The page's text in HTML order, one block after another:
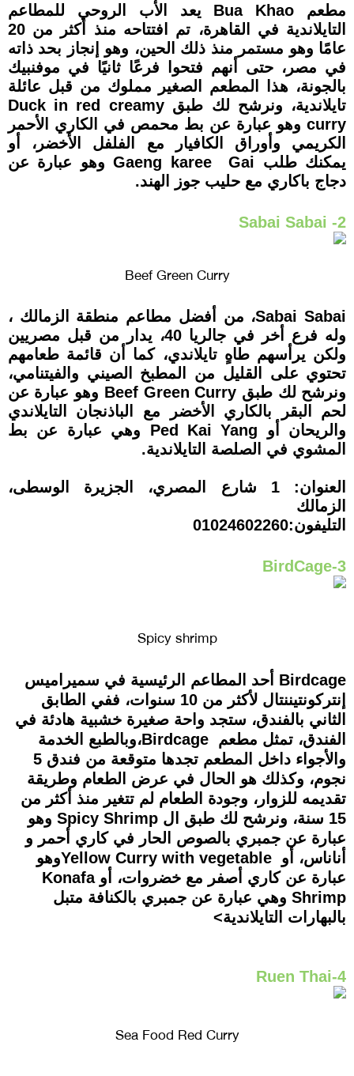
مطعم Bua Khao يعد الأب الروحي للمطاعم
التايلاندية في القاهرة، تم افتتاحه منذ أكثر من 20
عامًا وهو مستمر منذ ذلك الحين، وهو إنجاز بحد ذاته
في مصر، حتى أنهم فتحوا فرعًا ثانيًا في موفنبيك
بالجونة، هذا المطعم الصغير مملوك من قبل عائلة
تايلاندية، ونرشح لك طبق Duck in red creamy
curry وهو عبارة عن بط محمص في الكاري الأحمر
الكريمي وأوراق الكافيار مع الفلفل الأخضر، أو
يمكنك طلب Gaeng karee Gai وهو عبارة عن
دجاج باكاري مع حليب جوز الهند.
2- Sabai Sabai
Beef Green Curry
Sabai Sabai، من أفضل مطاعم منطقة الزمالك ،
وله فرع أخر في جالريا 40، يدار من قبل مصريين
ولكن يرأسهم طاهٍ تايلاندي، كما أن قائمة طعامهم
تحتوي على القليل من المطبخ الصيني والفيتنامي،
ونرشح لك طبق Beef Green Curry وهو عبارة عن
لحم البقر بالكاري الأخضر مع الباذنجان التايلاندي
والريحان أو Ped Kai Yang وهي عبارة عن بط
المشوي في الصلصة التايلاندية.
العنوان: 1 شارع المصري، الجزيرة الوسطى،
الزمالك
التليفون:01024602260
3-BirdCage
Spicy shrimp
Birdcage أحد المطاعم الرئيسية في سميراميس
إنتركونتيننتال لأكثر من 10 سنوات، ففي الطابق
الثاني بالفندق، ستجد واحة صغيرة خشبية هادئة في
الفندق، تمثل مطعم Birdcage،وبالطبع الخدمة
والأجواء داخل المطعم تجدها متوقعة من فندق 5
نجوم، وكذلك هو الحال في عرض الطعام وطريقة
تقديمه للزوار، وجودة الطعام لم تتغير منذ أكثر من
15 سنة، ونرشح لك طبق ال Spicy Shrimp وهو
عبارة عن جمبري بالصوص الحار في كاري أحمر و
أناناس، أو Yellow Curry with vegetableوهو
عبارة عن كاري أصفر مع خضروات، أو Konafa
Shrimp وهي عبارة عن جمبري بالكنافة متبل
بالبهارات التايلاندية>
4-Ruen Thai
Sea Food Red Curry